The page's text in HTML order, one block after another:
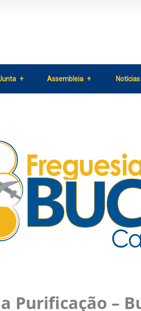
Assembleia Notícias
Purificação –